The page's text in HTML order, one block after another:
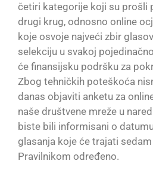
četiri kategorije koji su prošli
drugi krug, odnosno online
koje osvoje najveći zbir
selekciju u svakoj
će finansijsku podršku za
Zbog tehničkih poteškoća
danas objaviti anketu za
naše društvene mreže u
biste bili informisani o
glasanja koje će trajati
Pravilnikom određeno.